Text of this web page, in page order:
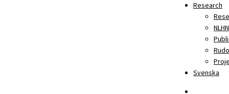
Research
Svenska